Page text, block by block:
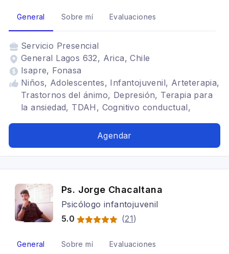
General Sobre mí Evaluaciones
Servicio Presencial
General Lagos 632, Arica, Chile
Isapre, Fonasa
Niños, Adolescentes, Infantojuvenil, Arteterapia,
Trastornos del ánimo, Depresión, Terapia para
la ansiedad, TDAH, Cognitivo conductual,
postraumático, Trastornos de la personalidad
Agendar
Ps. Jorge Chacaltana
Psicólogo infantojuvenil
5.0
(21)
General Sobre mí Evaluaciones